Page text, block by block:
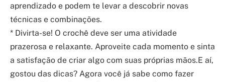
aprendizado e podem te levar a descobrir novas
técnicas e combinações.
* Divirta-se! O crochê deve ser uma atividade
prazerosa e relaxante. Aproveite cada momento e sinta
a satisfação de criar algo com suas próprias mãos.E aí,
gostou das dicas? Agora você já sabe como fazer